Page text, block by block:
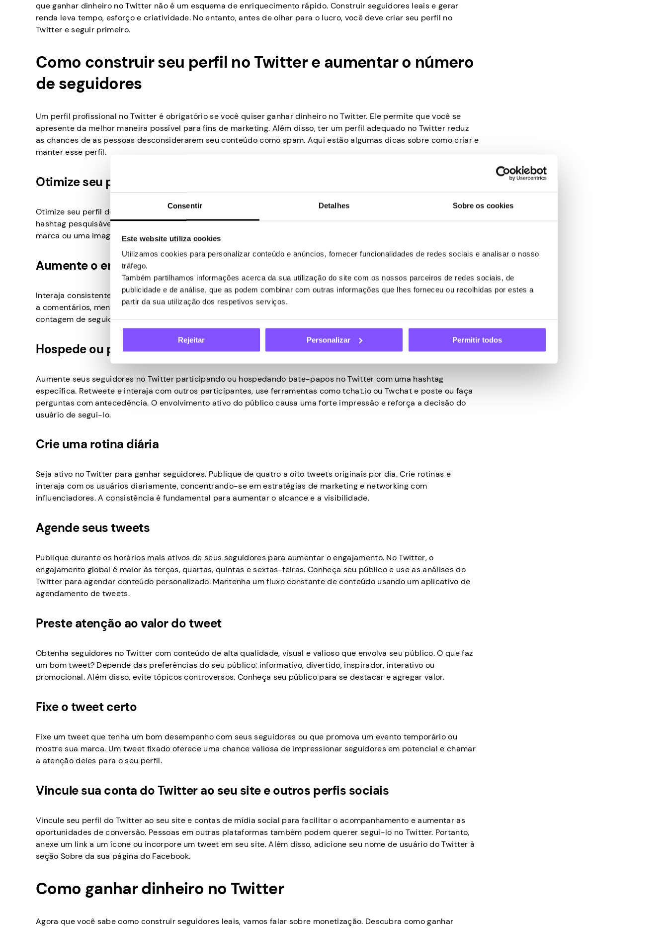
Consentir Detalhes Sobre os cookies
Este website utiliza cookies
Utilizamos cookies para personalizar conteúdo e anúncios, fornecer funcionalidades de redes sociais e analisar o nosso
tráfego.
Também partilhamos informações acerca da sua utilização do site com os nossos parceiros de redes sociais, de
publicidade e de análise, que as podem combinar com outras informações que lhes forneceu ou recolhidas por estes a
partir da sua utilização dos respetivos serviços.
Rejeitar Personalizar Permitir todos
que ganhar dinheiro no Twitter não é um esquema de enriquecimento rápido. Construir seguidores leais e gerar
renda leva tempo, esforço e criatividade. No entanto, antes de olhar para o lucro, você deve criar seu perfil no
Twitter e seguir primeiro.
Como construir seu perfil no Twitter e aumentar o número
de seguidores
Um perfil profissional no Twitter é obrigatório se você quiser ganhar dinheiro no Twitter. Ele permite que você se
apresente da melhor maneira possível para fins de marketing. Além disso, ter um perfil adequado no Twitter reduz
as chances de as pessoas desconsiderarem seu conteúdo como spam. Aqui estão algumas dicas sobre como criar e
manter esse perfil.
Otimize seu perfil
Otimize seu perfil do Twitter para atrair seguidores usando uma foto profissional, palavras-chave relevantes e uma
hashtag pesquisável em sua biografia. Escolha uma imagem quadrada centralizada e um cabeçalho que reforce sua
marca ou uma imagem clara de si mesmo. Isso fará com que seu perfil se destaque.
Aumente o engajamento online
Interaja consistentemente com os seguidores do Twitter para criar fidelidade e aumentar o alcance. Seja responsivo
a comentários, menções e mensagens diretas e mostre sua personalidade. Concentre-se no engajamento em vez da
contagem de seguidores. Para resultados rápidos, siga contas relevantes e comece a se envolver hoje mesmo.
Hospede ou participe de bate-papos do Twitter
Aumente seus seguidores no Twitter participando ou hospedando bate-papos no Twitter com uma hashtag
específica. Retweete e interaja com outros participantes, use ferramentas como tchat.io ou Twchat e poste ou faça
perguntas com antecedência. O envolvimento ativo do público causa uma forte impressão e reforça a decisão do
usuário de segui-lo.
Crie uma rotina diária
Seja ativo no Twitter para ganhar seguidores. Publique de quatro a oito tweets originais por dia. Crie rotinas e
interaja com os usuários diariamente, concentrando-se em estratégias de marketing e networking com
influenciadores. A consistência é fundamental para aumentar o alcance e a visibilidade.
Agende seus tweets
Publique durante os horários mais ativos de seus seguidores para aumentar o engajamento. No Twitter, o
engajamento global é maior às terças, quartas, quintas e sextas-feiras. Conheça seu público e use as análises do
Twitter para agendar conteúdo personalizado. Mantenha um fluxo constante de conteúdo usando um aplicativo de
agendamento de tweets.
Preste atenção ao valor do tweet
Obtenha seguidores no Twitter com conteúdo de alta qualidade, visual e valioso que envolva seu público. O que faz
um bom tweet? Depende das preferências do seu público: informativo, divertido, inspirador, interativo ou
promocional. Além disso, evite tópicos controversos. Conheça seu público para se destacar e agregar valor.
Fixe o tweet certo
Fixe um tweet que tenha um bom desempenho com seus seguidores ou que promova um evento temporário ou
mostre sua marca. Um tweet fixado oferece uma chance valiosa de impressionar seguidores em potencial e chamar
a atenção deles para o seu perfil.
Vincule sua conta do Twitter ao seu site e outros perfis sociais
Vincule seu perfil do Twitter ao seu site e contas de mídia social para facilitar o acompanhamento e aumentar as
oportunidades de conversão. Pessoas em outras plataformas também podem querer segui-lo no Twitter. Portanto,
anexe um link a um ícone ou incorpore um tweet em seu site. Além disso, adicione seu nome de usuário do Twitter à
seção Sobre da sua página do Facebook.
Como ganhar dinheiro no Twitter
Agora que você sabe como construir seguidores leais, vamos falar sobre monetização. Descubra como ganhar